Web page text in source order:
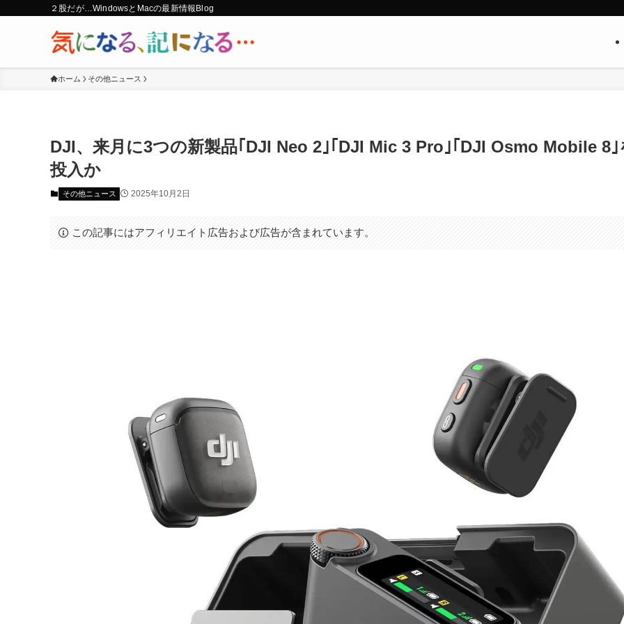
２股だが…WindowsとMacの最新情報Blog
ホーム その他ニュース
DJI、来月に3つの新製品｢DJI Neo 2｣｢DJI Mic 3 Pro｣｢DJI Osmo Mobile 8｣
投入か
その他ニュース 2025年10月2日
この記事にはアフィリエイト広告および広告が含まれています。